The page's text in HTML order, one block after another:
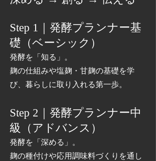
Step 1｜発酵プランナー基
礎（ベーシック）
発酵を「知る」。
麹の仕組みや塩麹・甘麹の基礎を学
び、暮らしに取り入れる第一歩。
Step 2｜発酵プランナー中
級（アドバンス）
発酵を「深める」。
麹の種付けや応用調味料づくりを通し